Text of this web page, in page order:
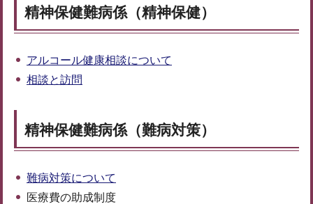
精神保健難病係（精神保健）
アルコール健康相談について
相談と訪問
精神保健難病係（難病対策）
難病対策について
医療費の助成制度